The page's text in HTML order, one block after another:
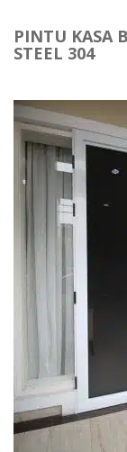
PINTU KASA
STEEL 304